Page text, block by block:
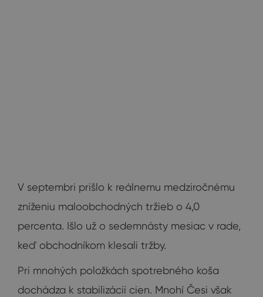
V septembri prišlo k reálnemu medziročnému
zníženiu maloobchodných tržieb o 4,0
percenta. Išlo už o sedemnásty mesiac v rade,
keď obchodníkom klesali tržby.
Pri mnohých položkách spotrebného koša
dochádza k stabilizácii cien. Mnohí Česi však